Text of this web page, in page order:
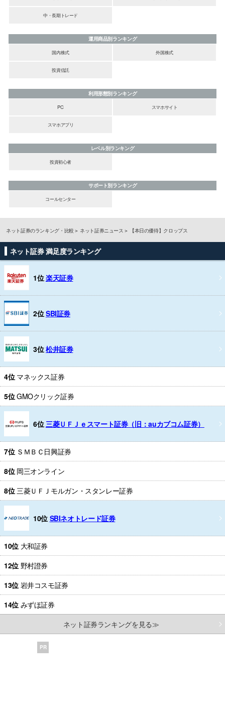
中・長期トレード
運用商品別ランキング
国内株式
外国株式
投資信託
利用形態別ランキング
PC
スマホサイト
スマホアプリ
レベル別ランキング
投資初心者
サポート別ランキング
コールセンター
ネット証券のランキング・比較 ネット証券ニュース 【本日の優待】クロップス
ネット証券 満足度ランキング
1位楽天証券
2位SBI証券
3位松井証券
4位 マネックス証券
5位GMOクリック証券
6位 三菱ＵＦＪｅスマート証券（旧：auカブコム証券）
7位 ＳＭＢＣ日興証券
8位 岡三オンライン
8位 三菱ＵＦＪモルガン・スタンレー証券
10位 SBIネオトレード証券
10位 大和証券
12位 野村證券
13位 岩井コスモ証券
14位 みずほ証券
ネット証券ランキングを見る≫
PR